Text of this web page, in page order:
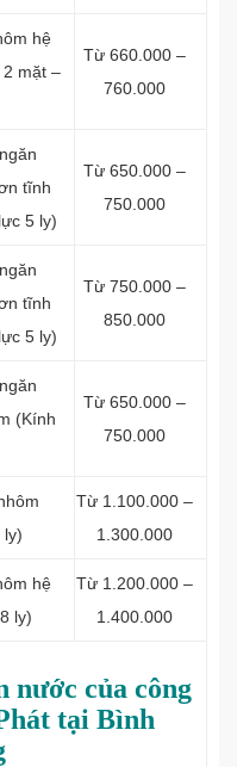
hệ
mặt –
Từ 660.000 –
760.000
tĩnh
5 ly)
Từ 650.000 –
750.000
tĩnh
5 ly)
Từ 750.000 –
850.000
(Kính
Từ 650.000 –
750.000
ly)
Từ 1.100.000 –
1.300.000
hệ
ly)
Từ 1.200.000 –
1.400.000
nước của công
tại Bình